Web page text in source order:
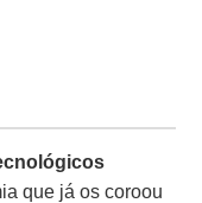
que já os coroou